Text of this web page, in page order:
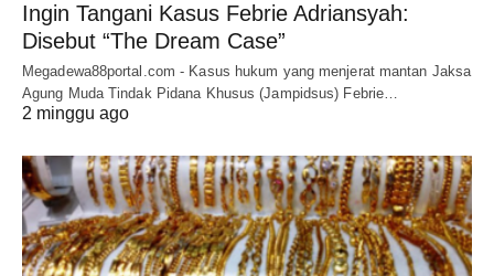
Ingin Tangani Kasus Febrie Adriansyah:
Disebut “The Dream Case”
Megadewa88portal.com - Kasus hukum yang menjerat mantan Jaksa
Agung Muda Tindak Pidana Khusus (Jampidsus) Febrie…
2 minggu ago